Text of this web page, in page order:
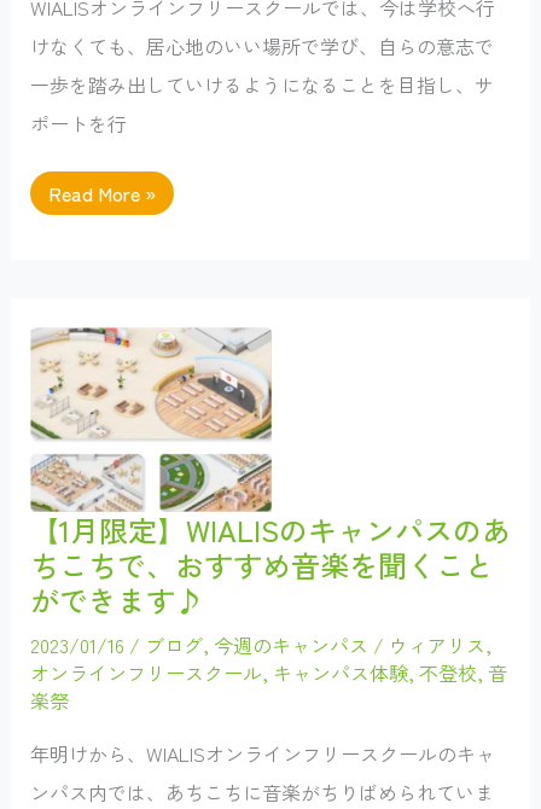
た！
WIALISオンラインフリースクールでは、今は学校へ行
けなくても、居心地のいい場所で学び、自らの意志で
一歩を踏み出していけるようになることを目指し、サ
ポートを行
新
企
大
人！」
（社
会
人
講
話）
ス
タ
ー
ト
し
ま
し
た。
さ
ま
ざ
ま
な
キ
リ
ア
を
Read More »
【1月限定】WIALISのキャンパスのあ
ちこちで、おすすめ音楽を聞くこと
ができます♪
2023/01/16 / ブログ, 今週のキャンパス / ウィアリス,
オンラインフリースクール, キャンパス体験, 不登校, 音
楽祭
年明けから、WIALISオンラインフリースクールのキャ
ンパス内では、あちこちに音楽がちりばめられていま